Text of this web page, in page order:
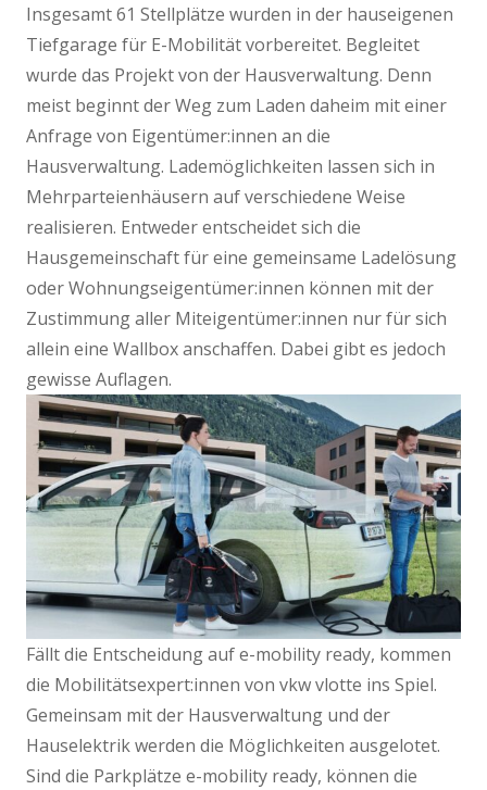
Insgesamt 61 Stellplätze wurden in der hauseigenen
Tiefgarage für E-Mobilität vorbereitet. Begleitet
wurde das Projekt von der Hausverwaltung. Denn
meist beginnt der Weg zum Laden daheim mit einer
Anfrage von Eigentümer:innen an die
Hausverwaltung. Lademöglichkeiten lassen sich in
Mehrparteienhäusern auf verschiedene Weise
realisieren. Entweder entscheidet sich die
Hausgemeinschaft für eine gemeinsame Ladelösung
oder Wohnungseigentümer:innen können mit der
Zustimmung aller Miteigentümer:innen nur für sich
allein eine Wallbox anschaffen. Dabei gibt es jedoch
gewisse Auflagen.
Fällt die Entscheidung auf e-mobility ready, kommen
die Mobilitätsexpert:innen von vkw vlotte ins Spiel.
Gemeinsam mit der Hausverwaltung und der
Hauselektrik werden die Möglichkeiten ausgelotet.
Sind die Parkplätze e-mobility ready, können die